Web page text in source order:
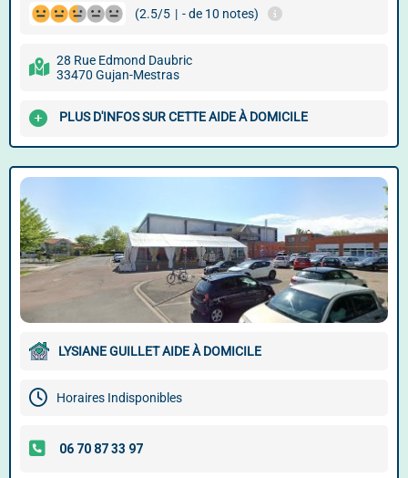
(2.5/5 | - de 10 notes)
28 Rue Edmond Daubric
33470 Gujan-Mestras
PLUS D'INFOS SUR CETTE AIDE À DOMICILE
LYSIANE GUILLET AIDE À DOMICILE
Horaires Indisponibles